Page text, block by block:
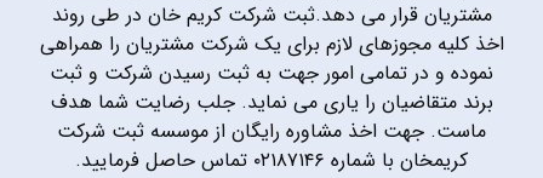
مشتریان قرار می دهد.ثبت شرکت کریم خان در طی روند
اخذ کلیه مجوزهای لازم برای یک شرکت مشتریان را همراهی
نموده و در تمامی امور جهت به ثبت رسیدن شرکت و ثبت
برند متقاضیان را یاری می نماید. جلب رضایت شما هدف
ماست. جهت اخذ مشاوره رایگان از موسسه ثبت شرکت
کریمخان با شماره ۰۲۱۸۷۱۴۶ تماس حاصل فرمایید.